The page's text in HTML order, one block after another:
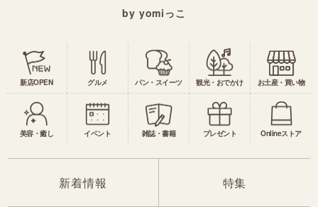
by yomiっこ
新店OPEN グルメ パン・スイーツ 観光・おでかけ お土産・買い物
美容・癒し イベント 雑誌・書籍 プレゼント Onlineストア
新着情報 特集